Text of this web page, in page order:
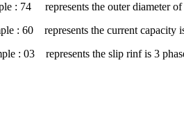
: 74 represents the outer diameter of
: 60 represents the current capacity
represents the slip rinf is 3